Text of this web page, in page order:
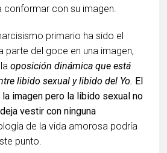
conformar con su imagen.
primario ha sido el
parte del goce en una imagen,
laoposición dinámica que está
libido sexual y libido del Yo. El
imagen pero la libido sexual no
vestir con ninguna
de la vida amorosa podría
punto.